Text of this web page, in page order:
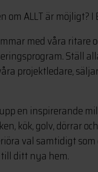
om ALLT är möjligt?
med våra ritare
Ställ
projektledare,
en inspirerande
kök, golv, dörrar
val samtidigt
ditt nya hem.